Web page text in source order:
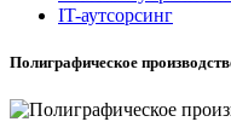
IT-аутсорсинг
Полиграфическое